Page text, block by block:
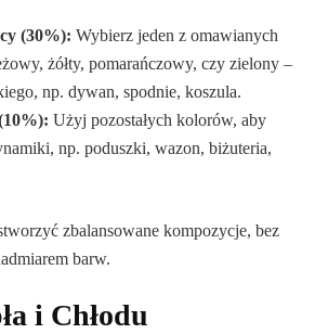
(30%): Wybierz jeden z omawianych
żółty, pomarańczowy, czy zielony –
np. dywan, spodnie, koszula.
Użyj pozostałych kolorów, aby
np. poduszki, wazon, biżuteria,
zbalansowane kompozycje, bez
barw.
i Chłodu